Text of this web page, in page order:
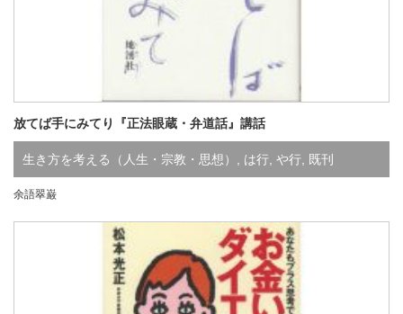
放てば手にみてり『正法眼蔵・弁道話』講話
生き方を考える（人生・宗教・思想） , は行, や行, 既刊
余語翠巌